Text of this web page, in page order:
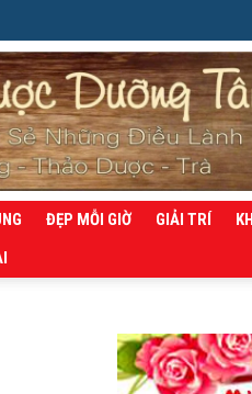
ĐẸP MỖI GIỜ GIẢI TRÍ